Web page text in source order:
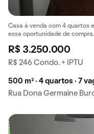
Casa à venda com 4 quartos
essa oportunidade de compra.
R$ 3.250.000
R$ 246 Condo. + IPTU
500 m² · 4 quartos · 7
Rua Dona Germaine